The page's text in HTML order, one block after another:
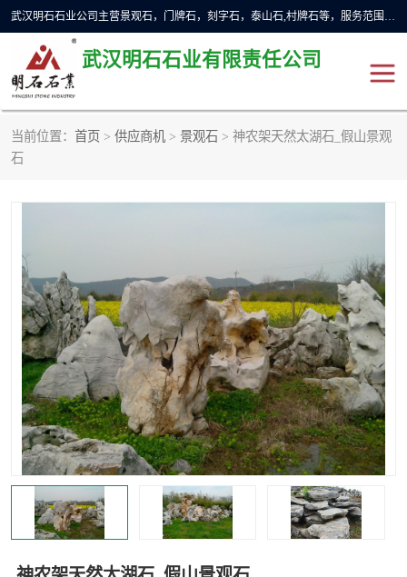
武汉明石石业公司主营景观石，门牌石，刻字石，泰山石,村牌石等，服务范围主要有：武汉，咸宁等地区。公司秉承敬业奉献、锐意创新的企业精神，从无到有，从小到大，以一种产业报国的创业精神，竭诚为客户提供服务，为社会设计财富。
武汉明石石业有限责任公司
当前位置： 首页 > 供应商机 > 景观石 > 神农架天然太湖石_假山景观
石
门牌石 奠基石
人物雕塑 异型石材
石雕狮子 刻字石